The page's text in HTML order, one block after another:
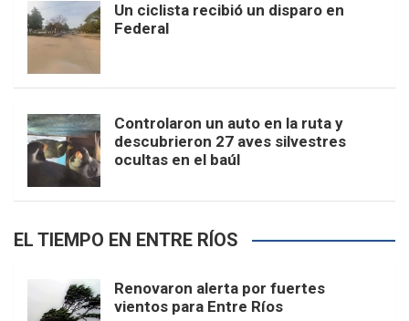
Un ciclista recibió un disparo en
Federal
Controlaron un auto en la ruta y
descubrieron 27 aves silvestres
ocultas en el baúl
EL TIEMPO EN ENTRE RÍOS
Renovaron alerta por fuertes
vientos para Entre Ríos